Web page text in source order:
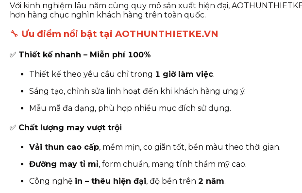
Với kinh nghiệm lâu năm cùng quy mô sản xuất hiện đại,
hơn hàng chục nghìn khách hàng trên toàn quốc.
🔧 Ưu điểm nổi bật tại AOTHUNTHIETKE.VN
✅ Thiết kế nhanh – Miễn phí 100%
Thiết kế theo yêu cầu chỉ trong 1 giờ làm việc.
Sáng tạo, chỉnh sửa linh hoạt đến khi khách hàng ưng ý.
Mẫu mã đa dạng, phù hợp nhiều mục đích sử dụng.
✅ Chất lượng may vượt trội
Vải thun cao cấp, mềm mịn, co giãn tốt, bền màu theo thời gian.
Đường may tỉ mỉ, form chuẩn, mang tính thẩm mỹ cao.
Công nghệ in – thêu hiện đại, độ bền trên 2 năm.